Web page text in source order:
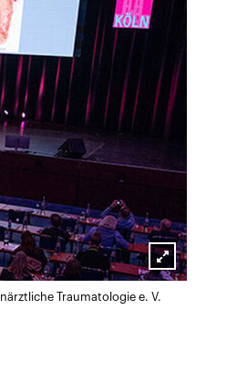
Lightbox
öffnen
Traumatologie e. V.